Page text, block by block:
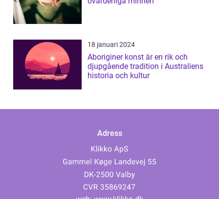
18 januari 2024
Aboriginer konst är en rik och
djupgående tradition i Australiens
historia och kultur
Adress